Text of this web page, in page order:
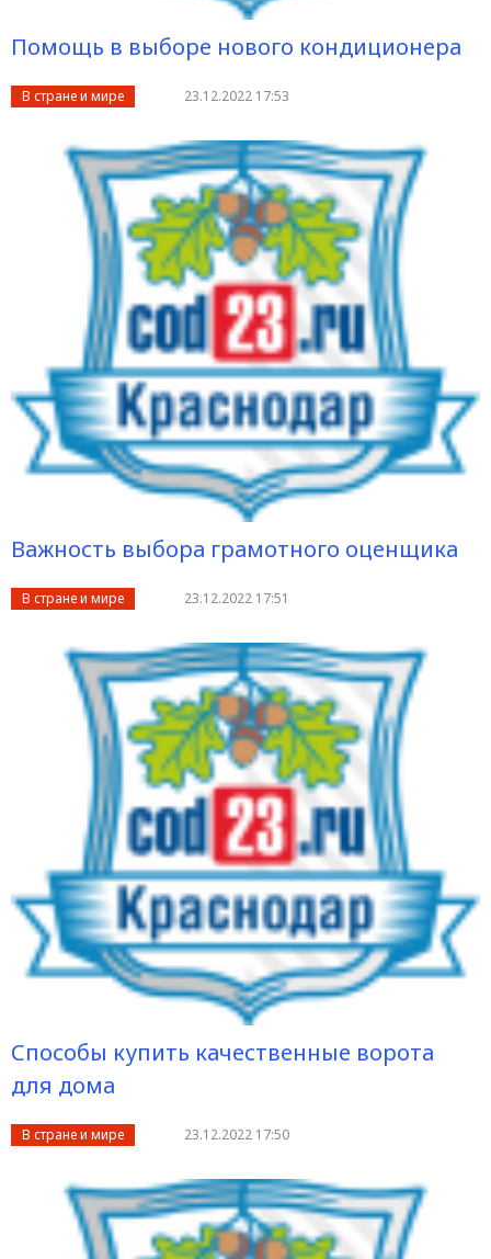
Помощь в выборе нового кондиционера
В стране и мире 23.12.2022 17:53
Важность выбора грамотного оценщика
В стране и мире 23.12.2022 17:51
Способы купить качественные ворота
для дома
В стране и мире 23.12.2022 17:50